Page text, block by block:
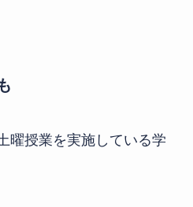
曜授業を実施している学